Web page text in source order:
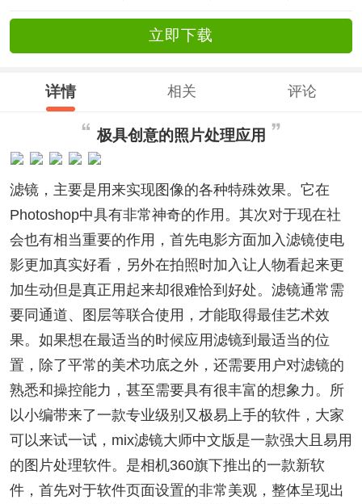
立即下载
详情 相关 评论
极具创意的照片处理应用
滤镜，主要是用来实现图像的各种特殊效果。它在
Photoshop中具有非常神奇的作用。其次对于现在社
会也有相当重要的作用，首先电影方面加入滤镜使电
影更加真实好看，另外在拍照时加入让人物看起来更
加生动但是真正用起来却很难恰到好处。滤镜通常需
要同通道、图层等联合使用，才能取得最佳艺术效
果。如果想在最适当的时候应用滤镜到最适当的位
置，除了平常的美术功底之外，还需要用户对滤镜的
熟悉和操控能力，甚至需要具有很丰富的想象力。所
以小编带来了一款专业级别又极易上手的软件，大家
可以来试一试，mix滤镜大师中文版是一款强大且易用
的图片处理软件。是相机360旗下推出的一款新软
件，首先对于软件页面设置的非常美观，整体呈现出